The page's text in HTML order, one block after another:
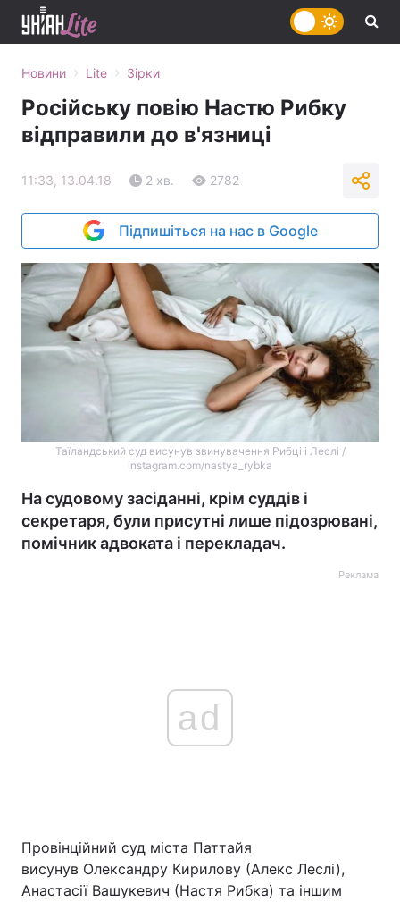
Головна Війна
Новини › Lite › Зірки
Російську повію Настю Рибку
відправили до в'язниці
11:33, 13.04.18 2 хв. 2782
Підпишіться на нас в Google
Таїландський суд висунув звинувачення Рибці і Леслі /
instagram.com/nastya_rybka
На судовому засіданні, крім суддів і
секретаря, були присутні лише підозрювані,
помічник адвоката і перекладач.
Реклама
ad
Провінційний суд міста Паттайя
висунув Олександру Кирилову (Алекс Леслі),
Анастасії Вашукевич (Настя Рибка) та іншим